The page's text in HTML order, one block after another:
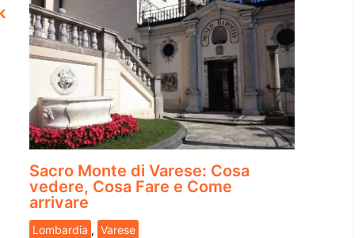
Sacro Monte di Varese: Cosa
vedere, Cosa Fare e Come
arrivare
Lombardia , Varese